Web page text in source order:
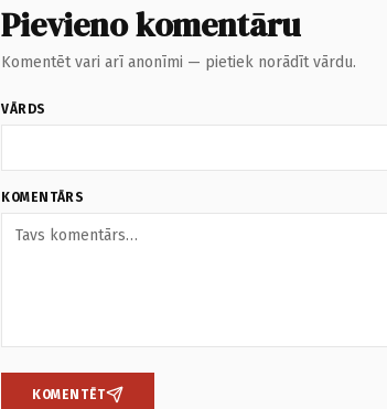
Pievieno komentāru
Komentēt vari arī anonīmi — pietiek norādīt vārdu.
VĀRDS
KOMENTĀRS
KOMENTĒT